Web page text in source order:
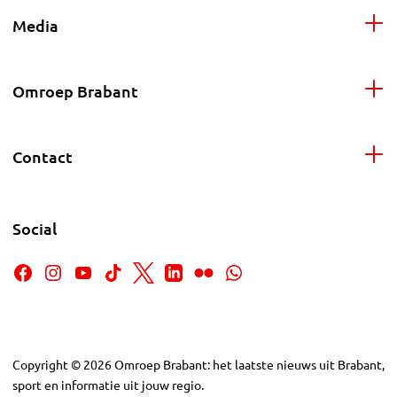
Media
Omroep Brabant
Contact
Social
Copyright © 2026Omroep Brabant: het laatste nieuws uit Brabant,
sport en informatie uit jouw regio.